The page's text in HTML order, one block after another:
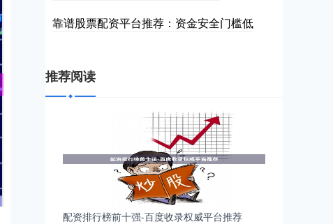
靠谱股票配资平台推荐：资金安全门槛低
推荐阅读
配资排行榜前十强-百度收录权威平台推荐